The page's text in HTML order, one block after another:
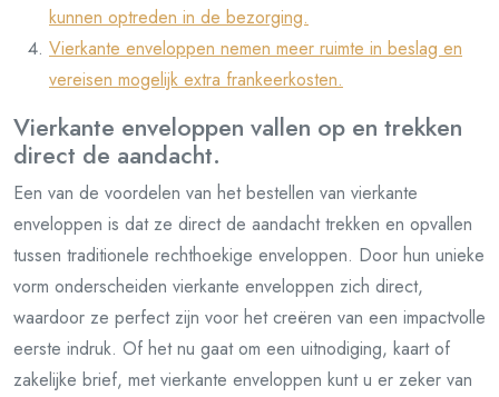
kunnen optreden in de bezorging.
Vierkante enveloppen nemen meer ruimte in beslag en
vereisen mogelijk extra frankeerkosten.
Vierkante enveloppen vallen op en trekken
direct de aandacht.
Een van de voordelen van het bestellen van vierkante
enveloppen is dat ze direct de aandacht trekken en opvallen
tussen traditionele rechthoekige enveloppen. Door hun unieke
vorm onderscheiden vierkante enveloppen zich direct,
waardoor ze perfect zijn voor het creëren van een impactvolle
eerste indruk. Of het nu gaat om een uitnodiging, kaart of
zakelijke brief, met vierkante enveloppen kunt u er zeker van